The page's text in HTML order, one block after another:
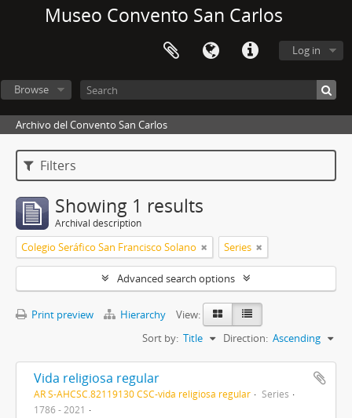
Museo Convento San Carlos
Log in
Browse
Archivo del Convento San Carlos
Filters
Showing 1 results
Archival description
Colegio Seráfico San Francisco Solano Series
Advanced search options
Print preview Hierarchy
View:
Sort by: Title Direction: Ascending
Vida religiosa regular
AR S-AHCSC.82119130 CSC-vida religiosa regular
Series
1786 - 2021